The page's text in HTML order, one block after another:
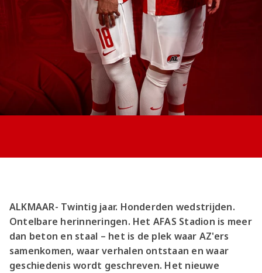
Jong AZ
Seizoenkaart
ALKMAAR- Twintig jaar. Honderden wedstrijden.
Ontelbare herinneringen. Het AFAS Stadion is meer
dan beton en staal – het is de plek waar AZ'ers
samenkomen, waar verhalen ontstaan en waar
geschiedenis wordt geschreven. Het nieuwe